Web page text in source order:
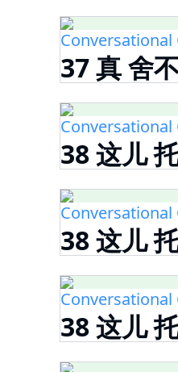
Conversational
37 真 舍
Conversational
38 这儿
Conversational
38 这儿
Conversational
38 这儿